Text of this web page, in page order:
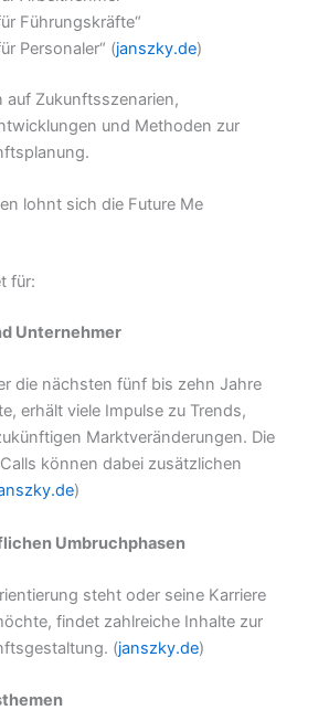
Führungskräfte“
Personaler“ (janszky.de)
auf Zukunftsszenarien,
und Methoden zur
lohnt sich die Future Me
für:
Unternehmer
die nächsten fünf bis zehn Jahre
erhält viele Impulse zu Trends,
Marktveränderungen. Die
können dabei zusätzlichen
)
Umbruchphasen
steht oder seine Karriere
findet zahlreiche Inhalte zur
(janszky.de)